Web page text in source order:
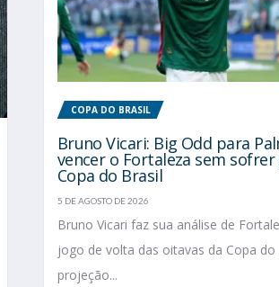
COPA DO BRASIL
Bruno Vicari: Big Odd para
vencer o Fortaleza sem sofrer
Copa do Brasil
5 DE AGOSTO DE 2026
Bruno Vicari faz sua análise de
jogo de volta das oitavas da Copa do
projeção...